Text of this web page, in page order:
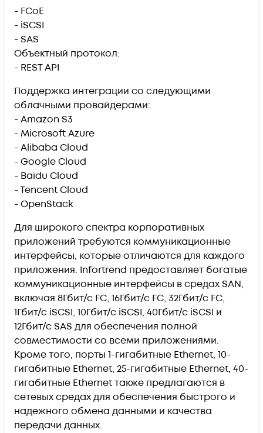
- FCoE
- iSCSI
- SAS
Объектный протокол:
- REST API
Поддержка интеграции со следующими
облачными провайдерами:
- Amazon S3
- Microsoft Azure
- Alibaba Cloud
- Google Cloud
- Baidu Cloud
- Tencent Cloud
- OpenStack
Для широкого спектра корпоративных
приложений требуются коммуникационные
интерфейсы, которые отличаются для каждого
приложения. Infortrend предоставляет богатые
коммуникационные интерфейсы в средах SAN,
включая 8Гбит/с FC, 16Гбит/с FC, 32Гбит/с FC,
1Гбит/с iSCSI, 10Гбит/с iSCSI, 40Гбит/с iSCSI и
12Гбит/с SAS для обеспечения полной
совместимости со всеми приложениями.
Кроме того, порты 1-гигабитные Ethernet, 10-
гигабитные Ethernet, 25-гигабитные Ethernet, 40-
гигабитные Ethernet также предлагаются в
сетевых средах для обеспечения быстрого и
надежного обмена данными и качества
передачи данных.